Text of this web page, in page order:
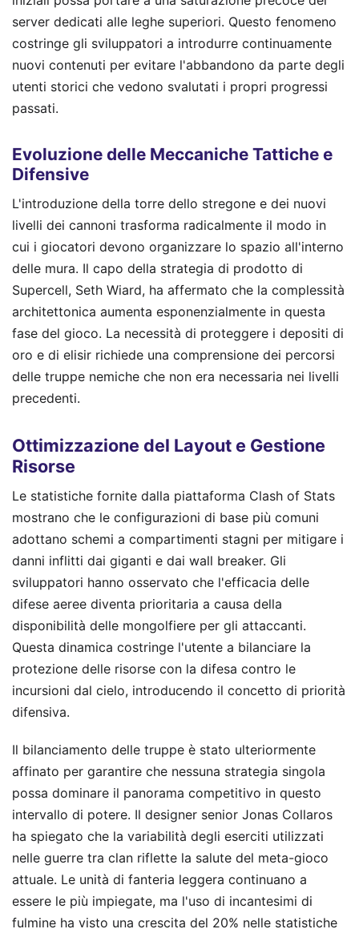
server dedicati alle leghe superiori. Questo fenomeno
costringe gli sviluppatori a introdurre continuamente
nuovi contenuti per evitare l'abbandono da parte degli
utenti storici che vedono svalutati i propri progressi
passati.
Evoluzione delle Meccaniche Tattiche e
Difensive
L'introduzione della torre dello stregone e dei nuovi
livelli dei cannoni trasforma radicalmente il modo in
cui i giocatori devono organizzare lo spazio all'interno
delle mura. Il capo della strategia di prodotto di
Supercell, Seth Wiard, ha affermato che la complessità
architettonica aumenta esponenzialmente in questa
fase del gioco. La necessità di proteggere i depositi di
oro e di elisir richiede una comprensione dei percorsi
delle truppe nemiche che non era necessaria nei livelli
precedenti.
Ottimizzazione del Layout e Gestione
Risorse
Le statistiche fornite dalla piattaforma Clash of Stats
mostrano che le configurazioni di base più comuni
adottano schemi a compartimenti stagni per mitigare i
danni inflitti dai giganti e dai wall breaker. Gli
sviluppatori hanno osservato che l'efficacia delle
difese aeree diventa prioritaria a causa della
disponibilità delle mongolfiere per gli attaccanti.
Questa dinamica costringe l'utente a bilanciare la
protezione delle risorse con la difesa contro le
incursioni dal cielo, introducendo il concetto di priorità
difensiva.
Il bilanciamento delle truppe è stato ulteriormente
affinato per garantire che nessuna strategia singola
possa dominare il panorama competitivo in questo
intervallo di potere. Il designer senior Jonas Collaros
ha spiegato che la variabilità degli eserciti utilizzati
nelle guerre tra clan riflette la salute del meta-gioco
attuale. Le unità di fanteria leggera continuano a
essere le più impiegate, ma l'uso di incantesimi di
fulmine ha visto una crescita del 20% nelle statistiche